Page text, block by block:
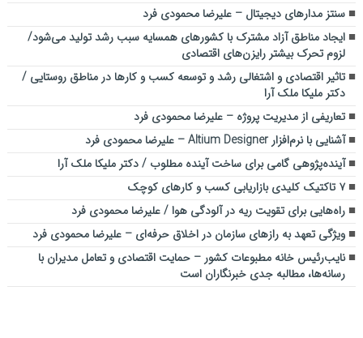
سنتز مدارهای دیجیتال – علیرضا محمودی فرد
ایجاد مناطق آزاد مشترک با کشورهای همسایه سبب رشد تولید می‌شود/
لزوم تحرک بیشتر رایزن‌های اقتصادی
تاثیر اقتصادی و اشتغالی رشد و توسعه کسب و کارها در مناطق روستایی /
دکتر ملیکا ملک آرا
تعاریفی از مدیریت پروژه – علیرضا محمودی فرد
آشنایی با نرم‌افزار Altium Designer – علیرضا محمودی فرد
آینده‌پژوهی گامی برای ساخت آینده مطلوب / دکتر ملیکا ملک آرا
۷ تاکتیک کلیدی بازاریابی کسب و کارهای کوچک
راه‌هایی برای تقویت ریه در آلودگی هوا / علیرضا محمودی فرد
ویژگی تعهد به رازهای سازمان در اخلاق حرفه‌ای – علیرضا محمودی فرد
نایب‌رئیس خانه مطبوعات کشور – حمایت اقتصادی و تعامل مدیران با
رسانه‌ها، مطالبه جدی خبرنگاران است